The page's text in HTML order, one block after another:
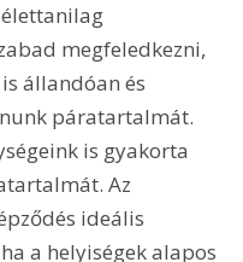
megfeledkezni,
állandóan és
páratartalmát.
is gyakorta
Az
ideális
a helyiségek alapos